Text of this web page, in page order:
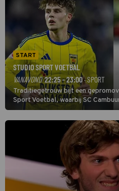
START
STUDIO SPORT VOETBAL
VANAVOND 22:25 - 23:00· SPORT
Traditiegetrouw bijt een
Sport Voetbal, waarbij SC
eerste wedstrijd van het nieuwe
oefenmeester is Johan Plat en hij